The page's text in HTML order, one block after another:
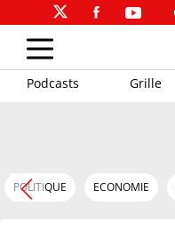
Podcasts Grille
POLITIQUE ECONOMIE